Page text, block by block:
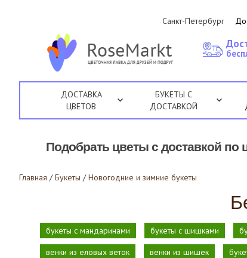
Санкт-Петербург
ДОСТАВКА
ЦВЕТОВ
БУКЕТЫ С
ДОСТАВКОЙ
Подобрать цветы с доставкой по
Главная / Букеты / Новогодние и зимние букеты
букеты с мандаринами букеты с шишками
венки из еловых веток
венки из шишек